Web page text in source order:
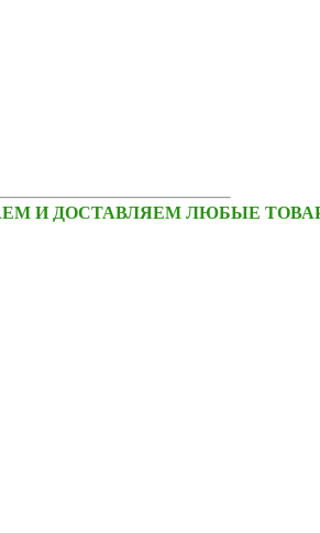
И ДОСТАВЛЯЕМ ЛЮБЫЕ